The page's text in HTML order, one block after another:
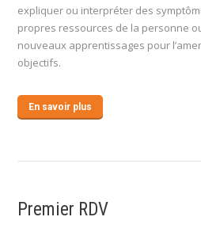
expliquer ou interpréter des
propres ressources de la personne
nouveaux apprentissages pour
objectifs.
En savoir plus
Premier RDV